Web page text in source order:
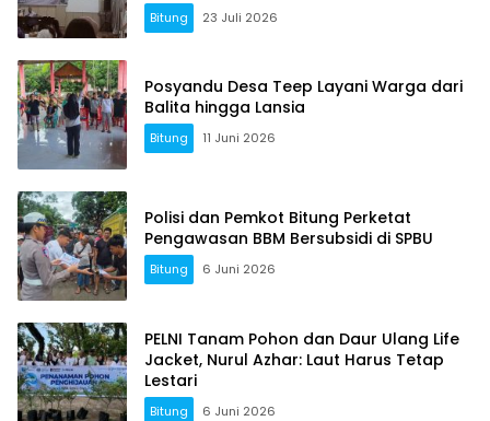
Bitung 23 Juli 2026
Posyandu Desa Teep Layani Warga dari
Balita hingga Lansia
Bitung 11 Juni 2026
Polisi dan Pemkot Bitung Perketat
Pengawasan BBM Bersubsidi di SPBU
Bitung 6 Juni 2026
PELNI Tanam Pohon dan Daur Ulang Life
Jacket, Nurul Azhar: Laut Harus Tetap
Lestari
Bitung 6 Juni 2026